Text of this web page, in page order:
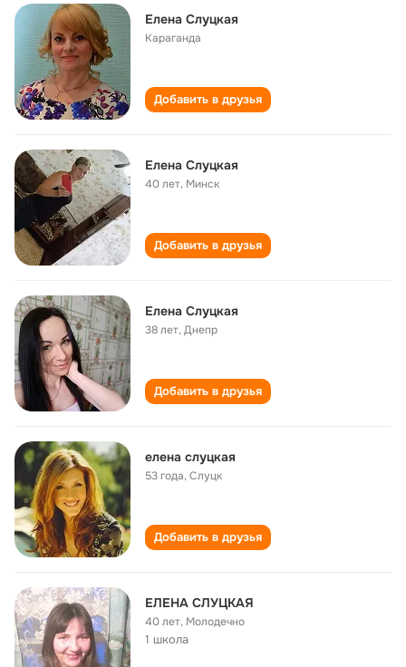
Eлена Слуцкая
Караганда
Добавить в друзья
Елена Слуцкая
40 лет, Минск
Добавить в друзья
Елена Слуцкая
38 лет,Днепр
Добавить в друзья
елена слуцкая
53 года,Слуцк
Добавить в друзья
ЕЛЕНА СЛУЦКАЯ
40 лет, Молодечно
1 школа